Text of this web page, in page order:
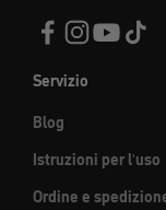
Servizio
Blog
Istruzioni per l'uso
Ordine e